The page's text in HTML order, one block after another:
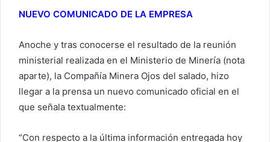
NUEVO COMUNICADO DE LA EMPRESA
Anoche y tras conocerse el resultado de la reunión
ministerial realizada en el Ministerio de Minería (nota
aparte), la Compañía Minera Ojos del salado, hizo
llegar a la prensa un nuevo comunicado oficial en el
que señala textualmente:
“Con respecto a la última información entregada hoy